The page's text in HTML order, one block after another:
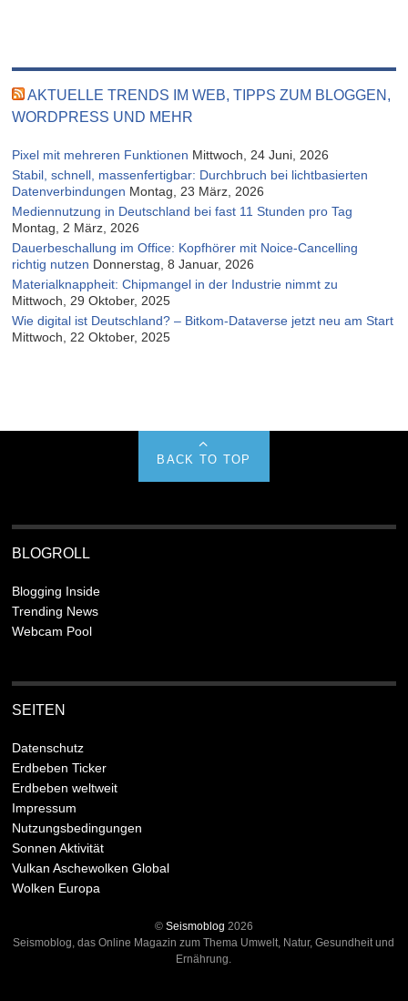
AKTUELLE TRENDS IM WEB, TIPPS ZUM BLOGGEN,
WORDPRESS UND MEHR
Pixel mit mehreren Funktionen Mittwoch, 24 Juni, 2026
Stabil, schnell, massenfertigbar: Durchbruch bei lichtbasierten
Datenverbindungen Montag, 23 März, 2026
Mediennutzung in Deutschland bei fast 11 Stunden pro Tag
Montag, 2 März, 2026
Dauerbeschallung im Office: Kopfhörer mit Noice-Cancelling
richtig nutzen Donnerstag, 8 Januar, 2026
Materialknappheit: Chipmangel in der Industrie nimmt zu
Mittwoch, 29 Oktober, 2025
Wie digital ist Deutschland? – Bitkom-Dataverse jetzt neu am Start
Mittwoch, 22 Oktober, 2025
BACK TO TOP
BLOGROLL
Blogging Inside
Trending News
Webcam Pool
SEITEN
Datenschutz
Erdbeben Ticker
Erdbeben weltweit
Impressum
Nutzungsbedingungen
Sonnen Aktivität
Vulkan Aschewolken Global
Wolken Europa
© Seismoblog 2026
Seismoblog, das Online Magazin zum Thema Umwelt, Natur, Gesundheit und
Ernährung.